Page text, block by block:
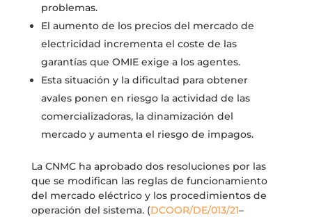
problemas.
El aumento de los precios del mercado de
electricidad incrementa el coste de las
garantías que OMIE exige a los agentes.
Esta situación y la dificultad para obtener
avales ponen en riesgo la actividad de las
comercializadoras, la dinamización del
mercado y aumenta el riesgo de impagos.
La CNMC ha aprobado dos resoluciones por las
que se modifican las reglas de funcionamiento
del mercado eléctrico y los procedimientos de
operación del sistema. (DCOOR/DE/013/21–